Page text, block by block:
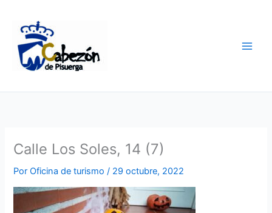
contenido
Calle Los Soles, 14 (7)
PorOficina de turismo/ 29 octubre, 2022